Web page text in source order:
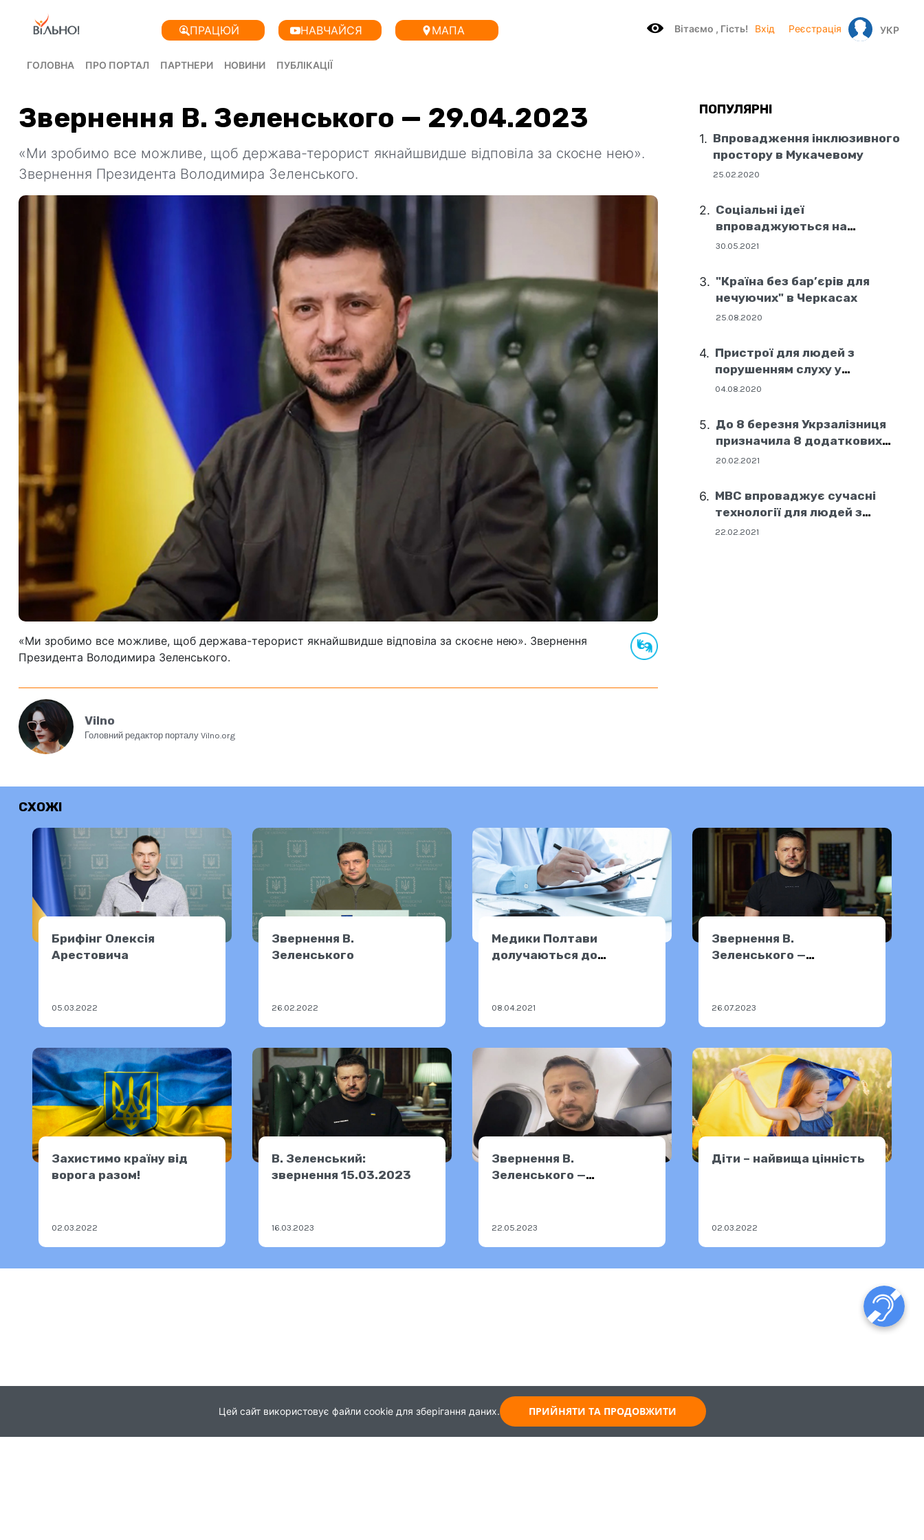
ПРАЦЮЙ НАВЧАЙСЯ МАПА Вітаємo , Гість! Вхід Реєстрація УКР
ГОЛОВНА ПРО ПОРТАЛ ПАРТНЕРИ НОВИНИ ПУБЛІКАЦІЇ
Звернення В. Зеленського — 29.04.2023
«Ми зробимо все можливе, щоб держава-терорист якнайшвидше відповіла за скоєне нею».
Звернення Президента Володимира Зеленського.
«Ми зробимо все можливе, щоб держава-терорист якнайшвидше відповіла за скоєне нею». Звернення
Президента Володимира Зеленського.
Vilno
Головний редактор порталу Vilno.org
ПОПУЛЯРНІ
Впровадження інклюзивного
простору в Мукачевому
25.02.2020
Соціальні ідеї
впроваджуються на
державному рівні
30.05.2021
"Країна без бар’єрів для
нечуючих" в Черкасах
25.08.2020
Пристрої для людей з
порушенням слуху у
соціальних центрах Дніпра
04.08.2020
До 8 березня Укрзалізниця
призначила 8 додаткових
поїздів
20.02.2021
МВС впроваджує сучасні
технології для людей з
порушенням слуху
22.02.2021
СХОЖІ
Брифінг Олексія
Арестовича
05.03.2022
Звернення В.
Зеленського
26.02.2022
Медики Полтави
долучаються до
08.04.2021
Звернення В.
Зеленського —
26.07.2023
Захистимо країну від
ворога разом!
02.03.2022
В. Зеленський:
звернення 15.03.2023
16.03.2023
Звернення В.
Зеленського —
22.05.2023
Діти – найвища цінність
02.03.2022
Цей сайт використовує файли cookie для зберігання даних. ПРИЙНЯТИ ТА ПРОДОВЖИТИ